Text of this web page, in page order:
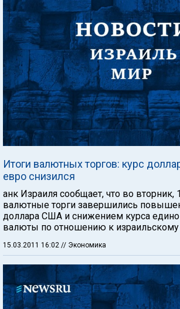
Итоги валютных торгов: курс
евро снизился
анк Израиля сообщает, что во вторник,
валютные торги завершились
доллара США и снижением курса
валюты по отношению к
15.03.2011 16:02 // Экономика